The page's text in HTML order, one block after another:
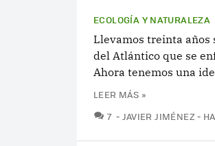
ECOLOGÍA Y NATURALEZA
Llevamos treinta años
del Atlántico que se
Ahora tenemos una
LEER MÁS »
7 COMENTARIOS
JAVIER JIMÉNEZ